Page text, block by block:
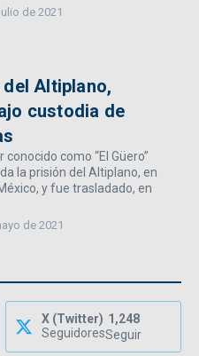
de 2021
del Altiplano,
custodia de
como “El Güero”
la prisión del Altiplano, en
y fue trasladado, en
de 2021
X (Twitter) 1,248
SeguidoresSeguir